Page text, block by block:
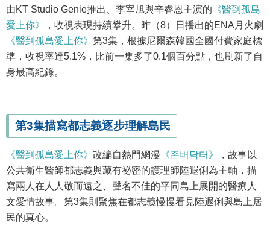
由KT Studio Genie推出、李宰旭與辛睿恩主演的 《醫到孤島
愛上你》
，收視表現持續攀升。昨（8）日播出的ENA月火劇
《醫到孤島愛上你》 第3集，根據尼爾森韓國全國付費家庭標
準，收視率達5.1%，比前一集多了0.1個百分點，也刷新了自
身最高紀錄。
第3集描寫都志義逐步理解島民
《醫到孤島愛上你》 改編自熱門網漫 《존버닥터》
，故事以
公共衛生醫師都志義與藏有祕密的護理師陸遐俐為主軸，描
寫兩人在人人敬而遠之、聲名不佳的平同島上展開的醫療人
文愛情故事。第3集則聚焦在都志義慢慢看見陸遐俐與島上居
民的真心。